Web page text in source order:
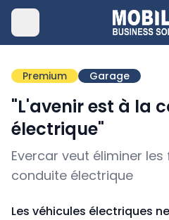
Premium Garage
"L'avenir est à la
électrique"
Evercar veut éliminer
conduite électrique
Les véhicules électriques